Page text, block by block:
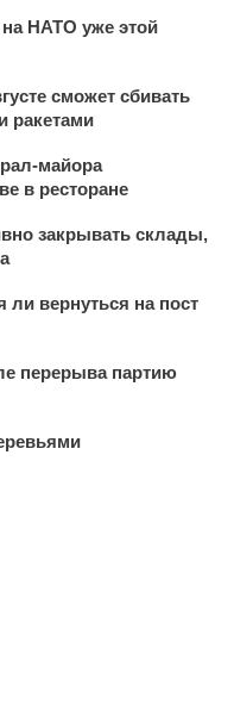
на НАТО уже этой
сможет сбивать
ракетами
майора
в ресторане
закрывать склады,
ли вернуться на пост
перерыва партию